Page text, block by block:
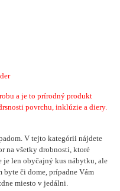
a je to prírodný produkt
povrchu, inklúzie a diery.
V tejto kategórii nájdete
na všetky drobnosti, ktoré
len obyčajný kus nábytku, ale
či dome, prípadne Vám
miesto v jedálni.